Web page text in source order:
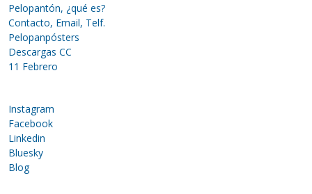
Pelopantón, ¿qué es?
Contacto, Email, Telf.
Pelopanpósters
Descargas CC
11 Febrero
Instagram
Facebook
Linkedin
Bluesky
Blog